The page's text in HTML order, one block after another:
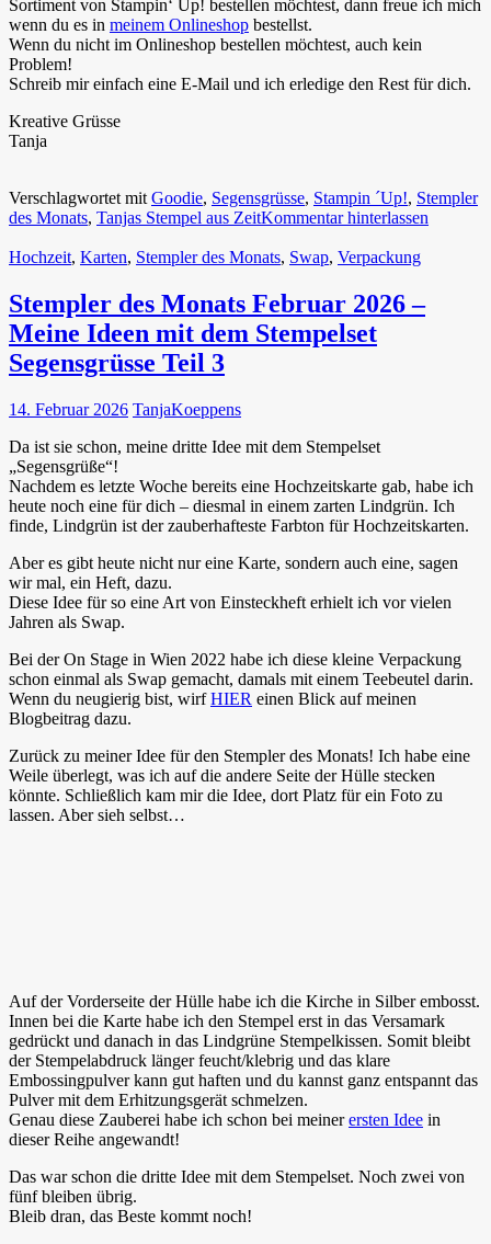
Sortiment von Stampin‘ Up! bestellen möchtest, dann freue ich mich
wenn du es in meinem Onlineshop bestellst.
Wenn du nicht im Onlineshop bestellen möchtest, auch kein
Problem!
Schreib mir einfach eine E-Mail und ich erledige den Rest für dich.
Kreative Grüsse
Tanja
Verschlagwortet mit Goodie, Segensgrüsse, Stampin ´Up!, Stempler
des Monats, Tanjas Stempel aus ZeitKommentar hinterlassen
Hochzeit, Karten, Stempler des Monats, Swap, Verpackung
Stempler des Monats Februar 2026 –
Meine Ideen mit dem Stempelset
Segensgrüsse Teil 3
14. Februar 2026 TanjaKoeppens
Da ist sie schon, meine dritte Idee mit dem Stempelset
„Segensgrüße“!
Nachdem es letzte Woche bereits eine Hochzeitskarte gab, habe ich
heute noch eine für dich – diesmal in einem zarten Lindgrün. Ich
finde, Lindgrün ist der zauberhafteste Farbton für Hochzeitskarten.
Aber es gibt heute nicht nur eine Karte, sondern auch eine, sagen
wir mal, ein Heft, dazu.
Diese Idee für so eine Art von Einsteckheft erhielt ich vor vielen
Jahren als Swap.
Bei der On Stage in Wien 2022 habe ich diese kleine Verpackung
schon einmal als Swap gemacht, damals mit einem Teebeutel darin.
Wenn du neugierig bist, wirfHIER einen Blick auf meinen
Blogbeitrag dazu.
Zurück zu meiner Idee für den Stempler des Monats! Ich habe eine
Weile überlegt, was ich auf die andere Seite der Hülle stecken
könnte. Schließlich kam mir die Idee, dort Platz für ein Foto zu
lassen. Aber sieh selbst…
Auf der Vorderseite der Hülle habe ich die Kirche in Silber embosst.
Innen bei die Karte habe ich den Stempel erst in das Versamark
gedrückt und danach in das Lindgrüne Stempelkissen. Somit bleibt
der Stempelabdruck länger feucht/klebrig und das klare
Embossingpulver kann gut haften und du kannst ganz entspannt das
Pulver mit dem Erhitzungsgerät schmelzen.
Genau diese Zauberei habe ich schon bei meinerersten Idee in
dieser Reihe angewandt!
Das war schon die dritte Idee mit dem Stempelset. Noch zwei von
fünf bleiben übrig.
Bleib dran, das Beste kommt noch!